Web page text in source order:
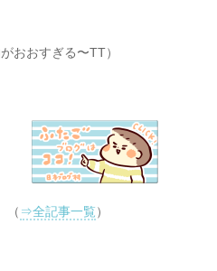
おおすぎる〜TT）
（ ⇒全記事一覧）